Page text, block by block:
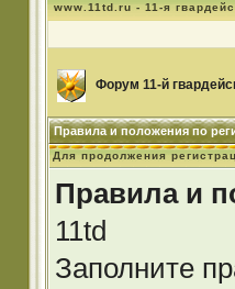
www.11td.ru - 11-я
Форум 11-й
Правила и положения по
Для продолжения
Правила и
11td
Заполните